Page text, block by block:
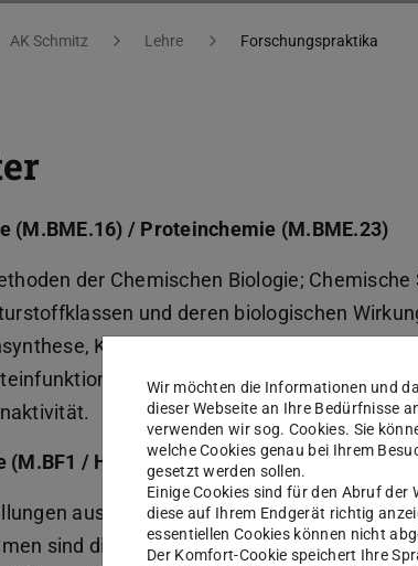
AK Schmitz Lehre Forschungspraktika
(M.BME.16) / Proteinchemie (M.BME.23)
der Chemischen Biologie; Chemische
und deren biologischen
Kombinatorische Chemie
durch in vivo „reverse chemical
/ HP1)
aus der Forschung werden
sind die Quantifizierung rekombinanter
Wir möchten die Informationen und
dieser Webseite an Ihre Bedürfnisse
verwenden wir sog. Cookies. Sie
welche Cookies genau bei Ihrem
gesetzt werden sollen.
Einige Cookies sind für den Abruf der
diese auf Ihrem Endgerät richtig
essentiellen Cookies können nicht
Der Komfort-Cookie speichert Ihre